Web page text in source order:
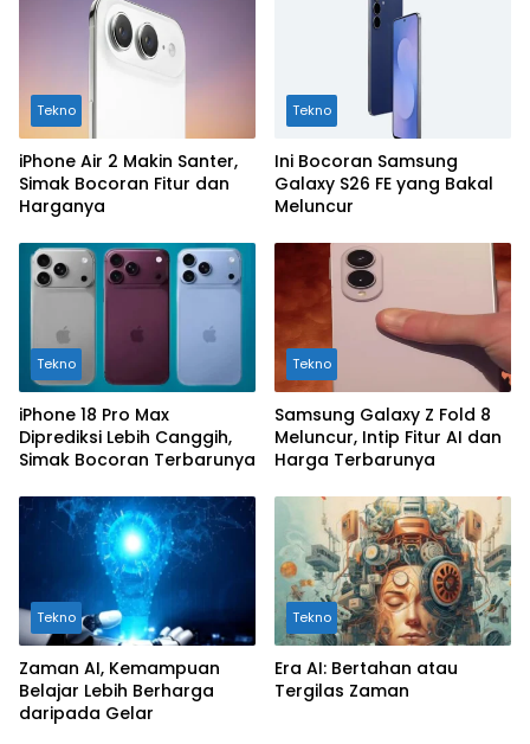
Tekno
iPhone Air 2 Makin Santer,
Simak Bocoran Fitur dan
Harganya
Tekno
Ini Bocoran Samsung
Galaxy S26 FE yang Bakal
Meluncur
Tekno
iPhone 18 Pro Max
Diprediksi Lebih Canggih,
Simak Bocoran Terbarunya
Tekno
Samsung Galaxy Z Fold 8
Meluncur, Intip Fitur AI dan
Harga Terbarunya
Tekno
Zaman AI, Kemampuan
Belajar Lebih Berharga
daripada Gelar
Tekno
Era AI: Bertahan atau
Tergilas Zaman